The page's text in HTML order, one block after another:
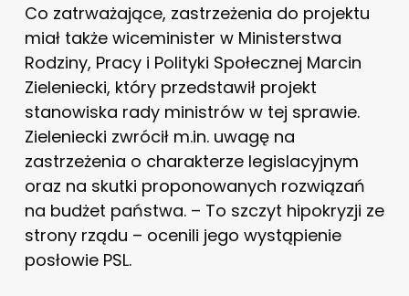
Co zatrważające, zastrzeżenia do projektu
miał także wiceminister w Ministerstwa
Rodziny, Pracy i Polityki Społecznej Marcin
Zieleniecki, który przedstawił projekt
stanowiska rady ministrów w tej sprawie.
Zieleniecki zwrócił m.in. uwagę na
zastrzeżenia o charakterze legislacyjnym
oraz na skutki proponowanych rozwiązań
na budżet państwa. – To szczyt hipokryzji ze
strony rządu – ocenili jego wystąpienie
posłowie PSL.